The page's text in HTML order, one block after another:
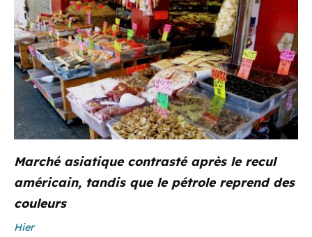
Marché asiatique contrasté après le recul
américain, tandis que le pétrole reprend des
couleurs
Hier